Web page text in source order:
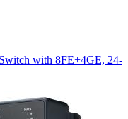
with 8FE+4GE, 24-